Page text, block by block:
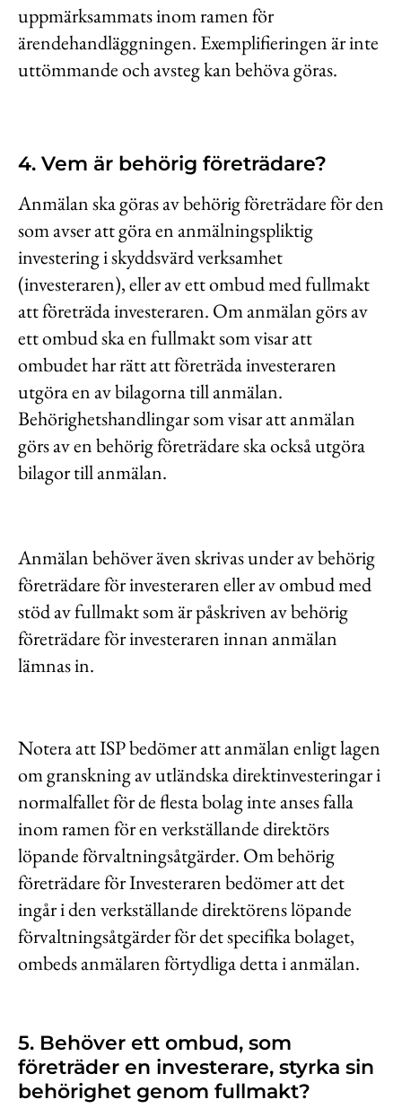
uppmärksammats inom ramen för
ärendehandläggningen. Exemplifieringen är inte
uttömmande och avsteg kan behöva göras.
4. Vem är behörig företrädare?
Anmälan ska göras av behörig företrädare för den
som avser att göra en anmälningspliktig
investering i skyddsvärd verksamhet
(investeraren), eller av ett ombud med fullmakt
att företräda investeraren. Om anmälan görs av
ett ombud ska en fullmakt som visar att
ombudet har rätt att företräda investeraren
utgöra en av bilagorna till anmälan.
Behörighetshandlingar som visar att anmälan
görs av en behörig företrädare ska också utgöra
bilagor till anmälan.
Anmälan behöver även skrivas under av behörig
företrädare för investeraren eller av ombud med
stöd av fullmakt som är påskriven av behörig
företrädare för investeraren innan anmälan
lämnas in.
Notera att ISP bedömer att anmälan enligt lagen
om granskning av utländska direktinvesteringar i
normalfallet för de flesta bolag inte anses falla
inom ramen för en verkställande direktörs
löpande förvaltningsåtgärder. Om behörig
företrädare för Investeraren bedömer att det
ingår i den verkställande direktörens löpande
förvaltningsåtgärder för det specifika bolaget,
ombeds anmälaren förtydliga detta i anmälan.
5. Behöver ett ombud, som
företräder en investerare, styrka sin
behörighet genom fullmakt?